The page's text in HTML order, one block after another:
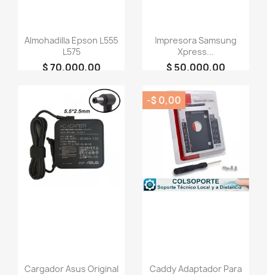
Almohadilla Epson L555
L575
$ 70.000,00
Impresora Samsung
Xpress...
$ 50.000,00
Cargador Asus Original
favorite_border
Caddy Adaptador Para
favorite_border
-$ 0,00